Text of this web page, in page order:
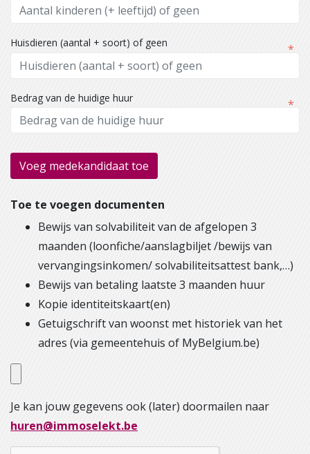
Huisdieren (aantal + soort) of geen
Bedrag van de huidige huur
Voeg medekandidaat toe
Toe te voegen documenten
Bewijs van solvabiliteit van de afgelopen 3
maanden (loonfiche/aanslagbiljet /bewijs van
vervangingsinkomen/ solvabiliteitsattest bank,…)
Bewijs van betaling laatste 3 maanden huur
Kopie identiteitskaart(en)
Getuigschrift van woonst met historiek van het
adres (via gemeentehuis of MyBelgium.be)
Je kan jouw gegevens ook (later) doormailen naar
huren@immoselekt.be